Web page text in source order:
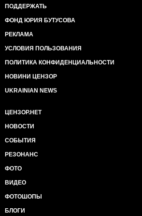
ПОДДЕРЖАТЬ
ФОНД ЮРИЯ БУТУСОВА
РЕКЛАМА
УСЛОВИЯ ПОЛЬЗОВАНИЯ
ПОЛИТИКА КОНФИДЕНЦИАЛЬНОСТИ
НОВИНИ ЦЕНЗОР
UKRAINIAN NEWS
ЦЕНЗОР.НЕТ
НОВОСТИ
СОБЫТИЯ
РЕЗОНАНС
ФОТО
ВИДЕО
ФОТОШОПЫ
БЛОГИ